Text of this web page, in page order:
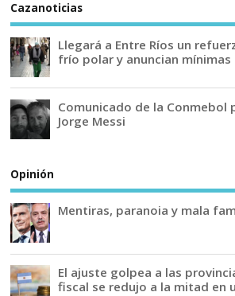
Cazanoticias
Llegará a Entre Ríos un
frío polar y anuncian mínimas
Comunicado de la Conmebol
Jorge Messi
Opinión
Mentiras, paranoia y mala
El ajuste golpea a las
fiscal se redujo a la mitad en